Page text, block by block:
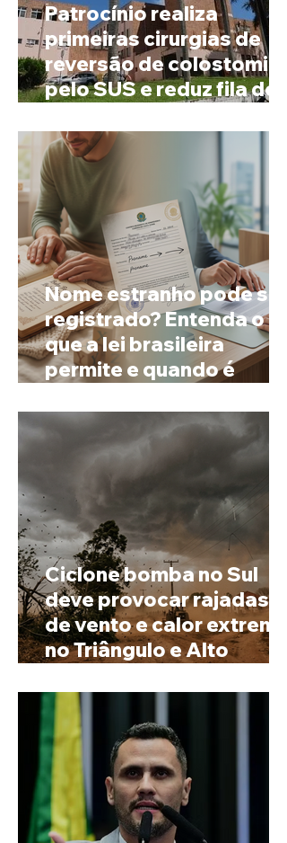
Patrocínio realiza
primeiras cirurgias de
reversão de colostomia
pelo SUS e reduz fila de
Nome estranho pode ser
registrado? Entenda o
que a lei brasileira
permite e quando é
prenome
Ciclone bomba no Sul
deve provocar rajadas
de vento e calor extremo
no Triângulo e Alto